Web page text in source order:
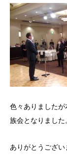
色々ありました
族会となりました。
ありがとうござい